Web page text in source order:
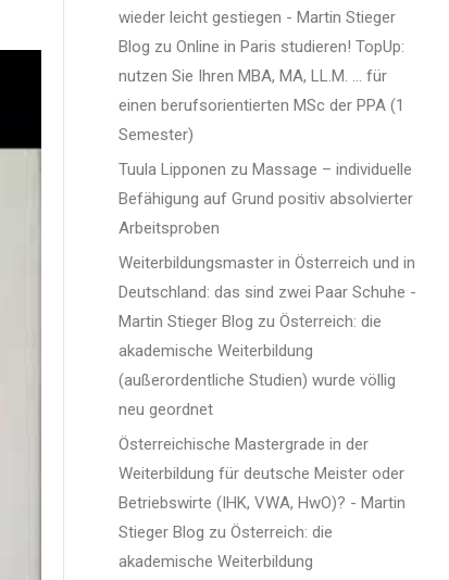
wieder leicht gestiegen - Martin Stieger
Blog zu Online in Paris studieren! TopUp:
nutzen Sie Ihren MBA, MA, LL.M. … für
einen berufsorientierten MSc der PPA (1
Semester)
Tuula Lipponen zu Massage – individuelle
Befähigung auf Grund positiv absolvierter
Arbeitsproben
Weiterbildungsmaster in Österreich und in
Deutschland: das sind zwei Paar Schuhe -
Martin Stieger Blog zu Österreich: die
akademische Weiterbildung
(außerordentliche Studien) wurde völlig
neu geordnet
Österreichische Mastergrade in der
Weiterbildung für deutsche Meister oder
Betriebswirte (IHK, VWA, HwO)? - Martin
Stieger Blog zu Österreich: die
akademische Weiterbildung